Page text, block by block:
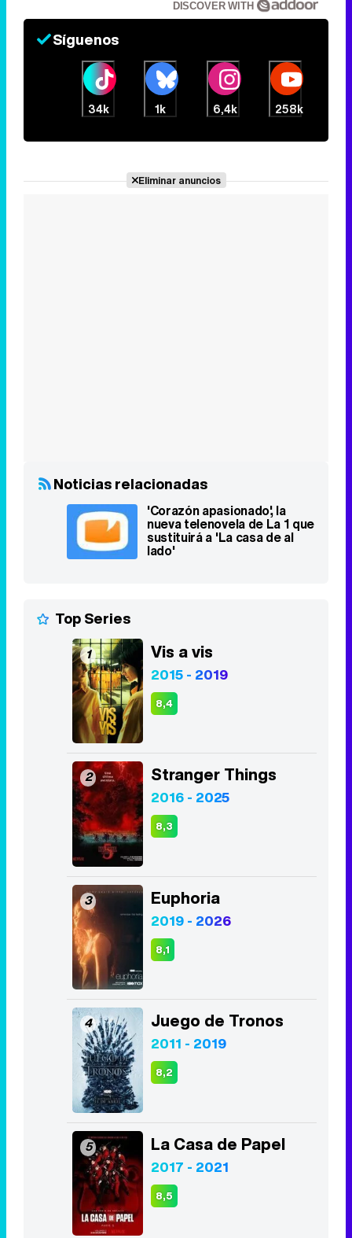
DISCOVER WITH
Síguenos
34k 1k 6,4k 258k
Eliminar anuncios
Noticias relacionadas
'Corazón apasionado', la
nueva telenovela de La 1 que
sustituirá a 'La casa de al
lado'
Top Series
1 Vis a vis
2015 - 2019
8,4
2 Stranger Things
2016 - 2025
8,3
3 Euphoria
2019 - 2026
8,1
4 Juego de Tronos
2011 - 2019
8,2
5 La Casa de Papel
2017 - 2021
8,5